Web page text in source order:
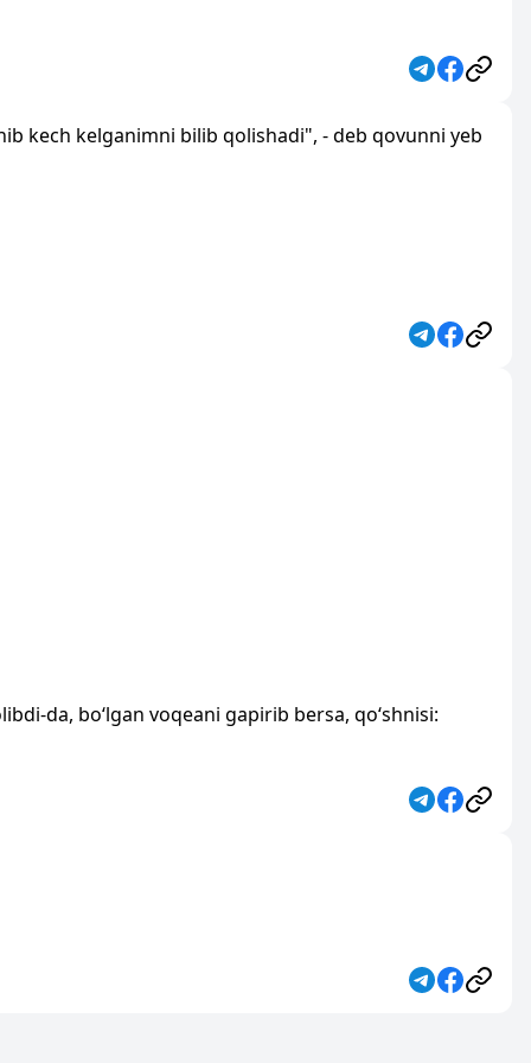
kech kelganimni bilib qolishadi", - deb qovunni yeb
da, bo‘lgan voqeani gapirib bersa, qo‘shnisi: